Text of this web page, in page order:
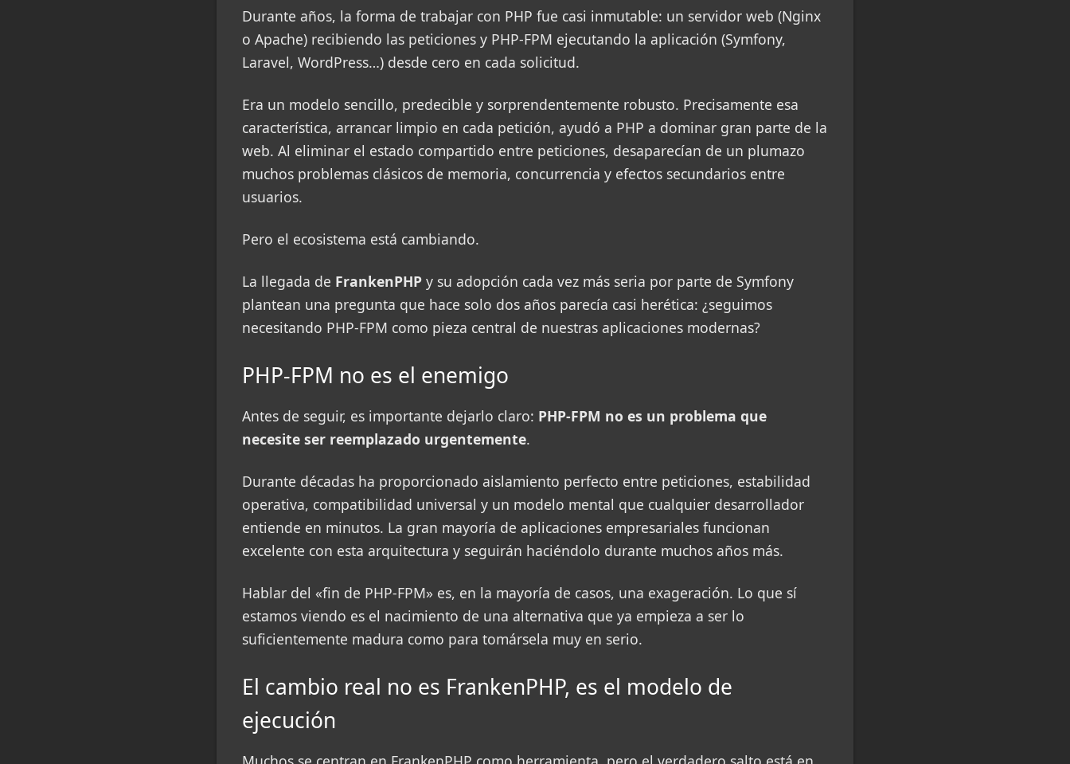
Durante años, la forma de trabajar con PHP fue casi inmutable: un servidor web (Nginx
o Apache) recibiendo las peticiones y PHP-FPM ejecutando la aplicación (Symfony,
Laravel, WordPress…) desde cero en cada solicitud.
Era un modelo sencillo, predecible y sorprendentemente robusto. Precisamente esa
característica, arrancar limpio en cada petición, ayudó a PHP a dominar gran parte de la
web. Al eliminar el estado compartido entre peticiones, desaparecían de un plumazo
muchos problemas clásicos de memoria, concurrencia y efectos secundarios entre
usuarios.
Pero el ecosistema está cambiando.
La llegada de FrankenPHP y su adopción cada vez más seria por parte de Symfony
plantean una pregunta que hace solo dos años parecía casi herética: ¿seguimos
necesitando PHP-FPM como pieza central de nuestras aplicaciones modernas?
PHP-FPM no es el enemigo
Antes de seguir, es importante dejarlo claro: PHP-FPM no es un problema que
necesite ser reemplazado urgentemente.
Durante décadas ha proporcionado aislamiento perfecto entre peticiones, estabilidad
operativa, compatibilidad universal y un modelo mental que cualquier desarrollador
entiende en minutos. La gran mayoría de aplicaciones empresariales funcionan
excelente con esta arquitectura y seguirán haciéndolo durante muchos años más.
Hablar del «fin de PHP-FPM» es, en la mayoría de casos, una exageración. Lo que sí
estamos viendo es el nacimiento de una alternativa que ya empieza a ser lo
suficientemente madura como para tomársela muy en serio.
El cambio real no es FrankenPHP, es el modelo de
ejecución